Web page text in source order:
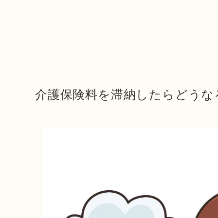
介護保険料を滞納したらどうな